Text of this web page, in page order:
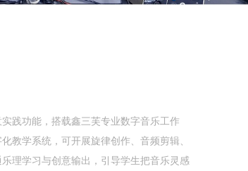
践功能，搭载鑫三芙专业数字音乐工作
教学系统，可开展旋律创作、音频剪辑、
理学习与创意输出，引导学生把音乐灵感